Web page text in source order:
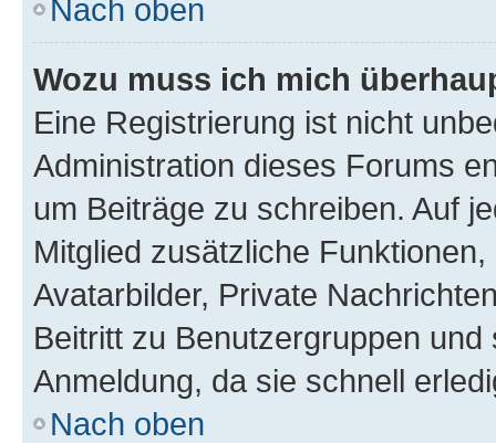
Nach oben
Wozu muss ich mich
Eine Registrierung ist nicht
Administration dieses Forums
um Beiträge zu schreiben. Auf
Mitglied zusätzliche
Avatarbilder, Private
Beitritt zu Benutzergruppen
Anmeldung, da sie schnell
Nach oben